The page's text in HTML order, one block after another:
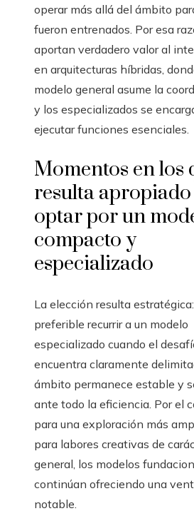
operar más allá del ámbito
fueron entrenados. Por esa
aportan verdadero valor al
en arquitecturas híbridas,
modelo general asume la
y los especializados se
ejecutar funciones esenciales.
Momentos en los
resulta apropiado
optar por un
compacto y
especializado
La elección resulta
preferible recurrir a un modelo
especializado cuando el
encuentra claramente
ámbito permanece estable y
ante todo la eficiencia. Por el
para una exploración más
para labores creativas de
general, los modelos
continúan ofreciendo una
notable.